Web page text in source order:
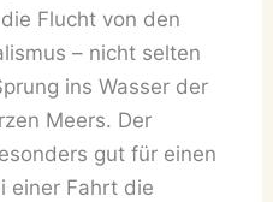
Flucht von den
– nicht selten
ins Wasser der
Meers. Der
gut für einen
einer Fahrt die